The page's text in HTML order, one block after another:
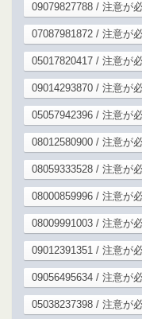
09079827788 / 注意が
07087981872 / 注意が
05017820417 / 注意が
09014293870 / 注意が
05057942396 / 注意が
08012580900 / 注意が
08059333528 / 注意が
08000859996 / 注意が
08009991003 / 注意が
09012391351 / 注意が
09056495634 / 注意が
05038237398 / 注意が